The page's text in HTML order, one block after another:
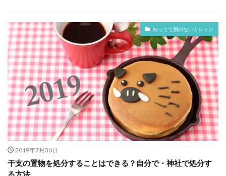
知ってて損のないナレッジ
2019年7月30日
干支の置物を処分することはできる？自分で・神社で処分す
る方法